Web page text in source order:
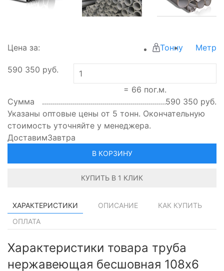
Цена за: Тонну Метр
590 350 руб.
= 66 пог.м.
Сумма
590 350 руб.
Указаны оптовые цены от 5 тонн. Окончательную
стоимость уточняйте у менеджера.
ДоставимЗавтра
В КОРЗИНУ
КУПИТЬ В 1 КЛИК
ХАРАКТЕРИСТИКИ ОПИСАНИЕ
КАК КУПИТЬ
ОПЛАТА
Характеристики товара труба
нержавеющая бесшовная 108х6